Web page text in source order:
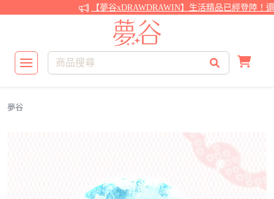
【夢谷xDRAWDRAWIN】生活精品已經登陸！還
夢谷